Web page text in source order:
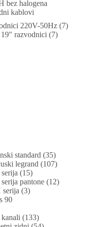
bez halogena
kablovi
220V-50Hz (7)
razvodnici (7)
standard (35)
legrand (107)
(15)
pantone (12)
(3)
90
(133)